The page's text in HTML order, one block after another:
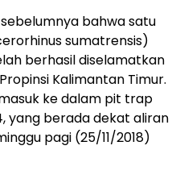
bahwa satu
sumatrensis)
berhasil diselamatkan
Kalimantan Timur.
ke dalam pit trap
yang berada dekat aliran
pagi (25/11/2018)